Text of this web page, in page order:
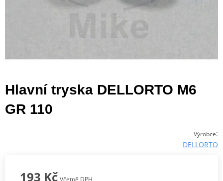
Hlavní tryska DELLORTO M6
GR 110
Výrobce:
DELLORTO
193 Kč Včetně DPH